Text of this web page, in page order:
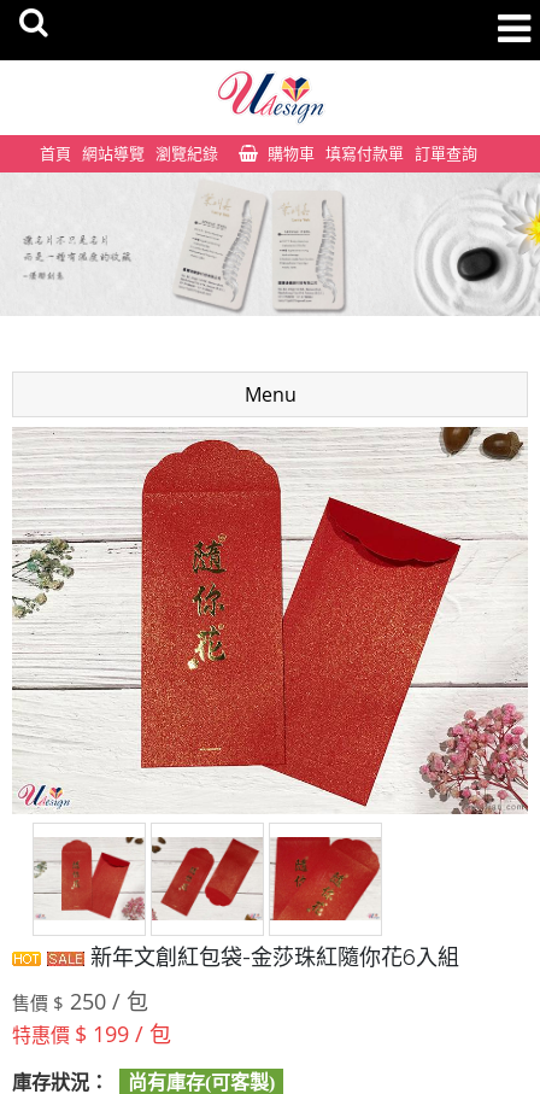
首頁 網站導覽 瀏覽紀錄 購物車 填寫付款單 訂單查詢
Menu
新年文創紅包袋-金莎珠紅隨你花6入組
售價 $ 250 / 包
特惠價 $ 199 / 包
庫存狀況： 尚有庫存(可客製)